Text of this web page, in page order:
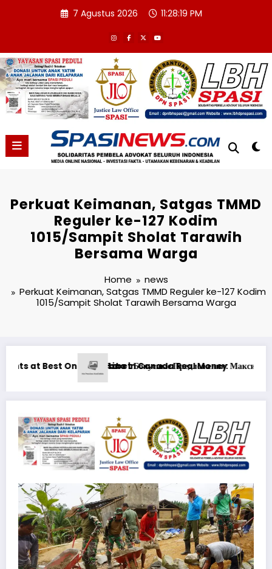
7 Agustus 2026 11:28:20 PM
Perkuat Keimanan, Satgas TMMD
Reguler ke-127 Kodim
1015/Sampit Sholat Tarawih
Bersama Warga
Home
news
Perkuat Keimanan, Satgas TMMD Reguler ke-127 Kodim
1015/Sampit Sholat Tarawih Bersama Warga
Максимизация Вашего Игрового ОпытаƏn yaxşı Pinco